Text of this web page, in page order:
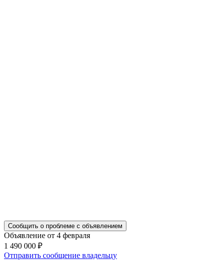
Сообщить о проблеме с объявлением
Объявление от 4 февраля
1 490 000 ₽
Отправить сообщение владельцу